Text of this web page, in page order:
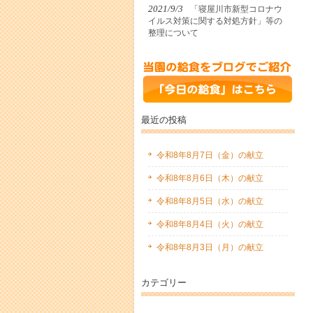
2021/9/3
「寝屋川市新型コロナウ
イルス対策に関する対処方針」等の
整理について
最近の投稿
令和8年8月7日（金）の献立
令和8年8月6日（木）の献立
令和8年8月5日（水）の献立
令和8年8月4日（火）の献立
令和8年8月3日（月）の献立
カテゴリー